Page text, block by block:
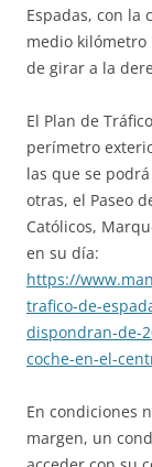
Espadas, con la
medio kilómetro
de girar a la
El Plan de
perímetro
las que se
otras, el Paseo
Católicos,
en su día:
https://
trafico-de-
dispondran-de-
coche-en-el-
En condiciones
margen, un